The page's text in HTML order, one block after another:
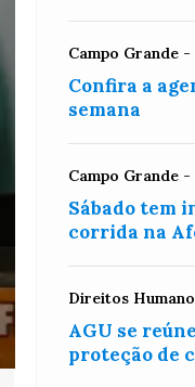
Campo Grande -
Confira a
semana
Campo Grande -
Sábado tem
corrida na
Direitos
AGU se
proteção de